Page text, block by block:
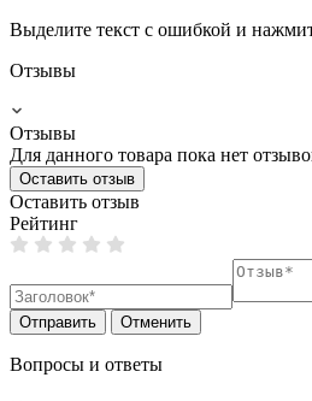
Выделите текст с ошибкой и
Отзывы
Отзывы
Для данного товара пока нет
Оставить отзыв
Оставить отзыв
Рейтинг
Отправить Отменить
Вопросы и ответы